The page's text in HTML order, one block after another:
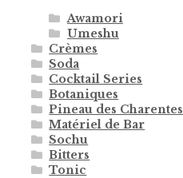
Awamori
Umeshu
Crèmes
Soda
Cocktail Series
Botaniques
Pineau des Charentes
Matériel de Bar
Sochu
Bitters
Tonic